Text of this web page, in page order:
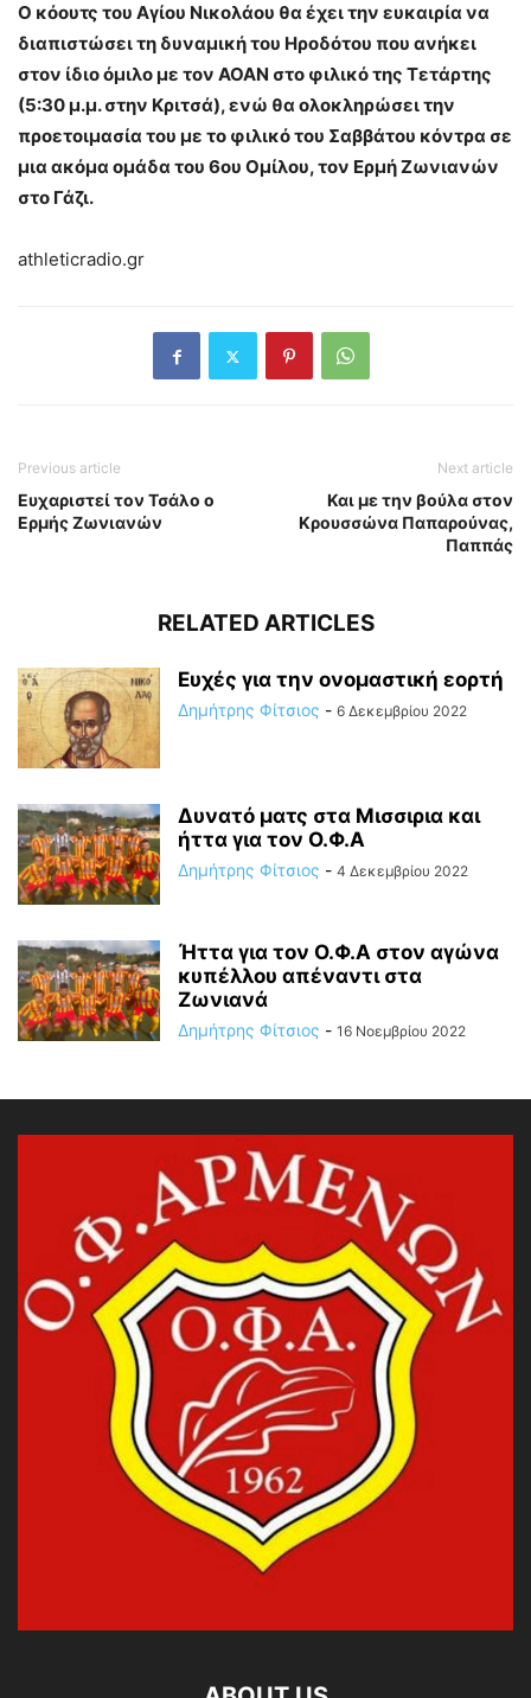
Ο κόουτς του Αγίου Νικολάου θα έχει την ευκαιρία να
διαπιστώσει τη δυναμική του Ηροδότου που ανήκει
στον ίδιο όμιλο με τον ΑΟΑΝ στο φιλικό της Τετάρτης
(5:30 μ.μ. στην Κριτσά), ενώ θα ολοκληρώσει την
προετοιμασία του με το φιλικό του Σαββάτου κόντρα σε
μια ακόμα ομάδα του 6ου Ομίλου, τον Ερμή Ζωνιανών
στο Γάζι.
athleticradio.gr
Previous article
Ευχαριστεί τον Τσάλο ο
Ερμής Ζωνιανών
Next article
Και με την βούλα στον
Κρουσσώνα Παπαρούνας,
Παππάς
RELATED ARTICLES
Ευχές για την ονομαστική εορτή
Δημήτρης Φίτσιος - 6 Δεκεμβρίου 2022
Δυνατό ματς στα Μισσιρια και
ήττα για τον Ο.Φ.Α
Δημήτρης Φίτσιος - 4 Δεκεμβρίου 2022
Ήττα για τον Ο.Φ.Α στον αγώνα
κυπέλλου απέναντι στα
Ζωνιανά
Δημήτρης Φίτσιος - 16 Νοεμβρίου 2022